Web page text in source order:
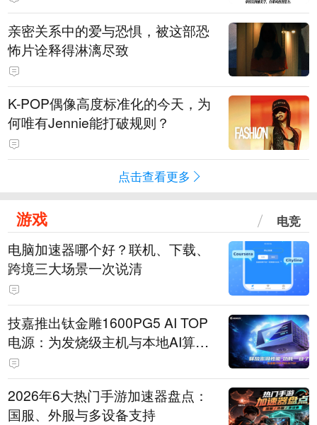
亲密关系中的爱与恐惧，被这部恐
怖片诠释得淋漓尽致
K-POP偶像高度标准化的今天，为
何唯有Jennie能打破规则？
点击查看更多
游戏 电竞
电脑加速器哪个好？联机、下载、
跨境三大场景一次说清
技嘉推出钛金雕1600PG5 AI TOP
电源：为发烧级主机与本地AI算力
打造旗舰供电方案
2026年6大热门手游加速器盘点：
国服、外服与多设备支持